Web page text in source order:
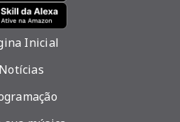
Inicial
Notícias